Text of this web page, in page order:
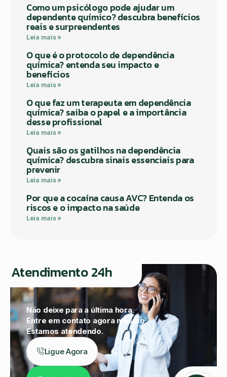
Como um psicólogo pode ajudar um
dependente químico? descubra benefícios
reais e surpreendentes
Leia mais »
O que é o protocolo de dependência
química? entenda seu impacto e
benefícios
Leia mais »
O que faz um terapeuta em dependência
química? saiba o papel e a importância
desse profissional
Leia mais »
Quais são os gatilhos na dependência
química? descubra sinais essenciais para
prevenir
Leia mais »
Por que a cocaína causa AVC? Entenda os
riscos e o impacto na saúde
Leia mais »
Atendimento 24h
Não deixe para a última hora.
Entre em contato agora mesmo.
Estamos atendendo.
Ligue Agora